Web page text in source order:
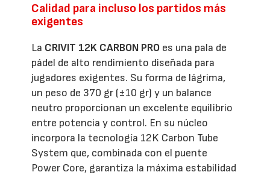
Calidad para incluso los partidos más
exigentes
La CRIVIT 12K CARBON PRO es una pala de
pádel de alto rendimiento diseñada para
jugadores exigentes. Su forma de lágrima,
un peso de 370 gr (±10 gr) y un balance
neutro proporcionan un excelente equilibrio
entre potencia y control. En su núcleo
incorpora la tecnología 12K Carbon Tube
System que, combinada con el puente
Power Core, garantiza la máxima estabilidad